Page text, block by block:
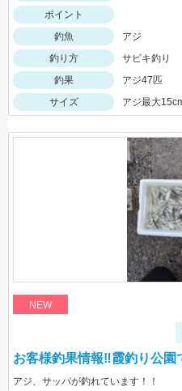
ポイント
釣魚
アジ
釣り方
サビキ釣り
釣果
アジ47匹
サイズ
アジ最大
NEW
お客様釣果情報‼霞釣り公園
アジ、サッパが釣れています！！